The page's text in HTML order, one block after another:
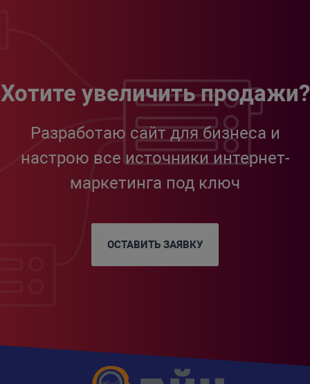
Хотите увеличить продажи?
Разработаю сайт для бизнеса и
настрою все источники интернет-
маркетинга под ключ
ОСТАВИТЬ ЗАЯВКУ